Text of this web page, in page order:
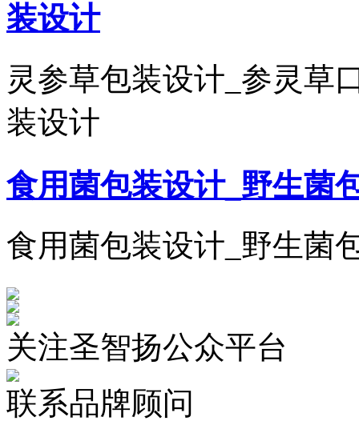
装设计
灵参草包装设计_参灵草
装设计
食用菌包装设计_野生菌
食用菌包装设计_野生菌
关注圣智扬公众平台
联系品牌顾问